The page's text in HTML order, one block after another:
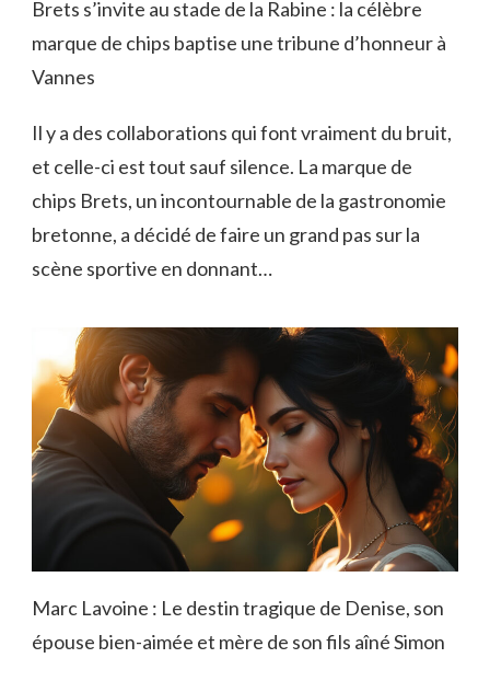
Brets s’invite au stade de la Rabine : la célèbre
marque de chips baptise une tribune d’honneur à
Vannes
Il y a des collaborations qui font vraiment du bruit,
et celle-ci est tout sauf silence. La marque de
chips Brets, un incontournable de la gastronomie
bretonne, a décidé de faire un grand pas sur la
scène sportive en donnant…
Marc Lavoine : Le destin tragique de Denise, son
épouse bien-aimée et mère de son fils aîné Simon